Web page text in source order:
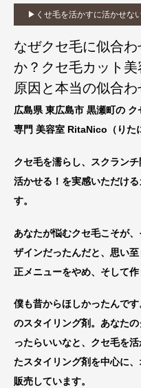
▶︎くせ毛を活かすに活かせな
なぜクセ毛に似合
か？クセ毛カット
原因と本当の似合わ
広島県 東広島市 黒瀬町の ク
専門 美容室 RitaNico （りた
クセ毛を濡らし、スクラン
活かせる！を実感いただけ
す。
あなたが悩むクセ毛こそが
ザインだったんだと、思い
正メニューをやめ、 そして作
僕も昔からほしかったんです
のスタイリング剤。あなた
ったらいいなと、 クセ毛を活
たスタイリング剤を中心に
販売しています。